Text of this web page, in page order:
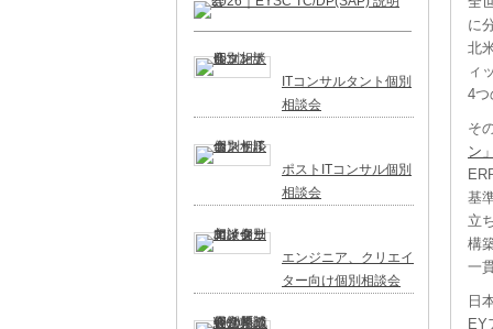
に
北
ィ
4つ
そ
ン
基
立
構
一
日
EY
ITコンサルタント個別
相談会
ポストITコンサル個別
相談会
エンジニア、クリエイ
ター向け個別相談会